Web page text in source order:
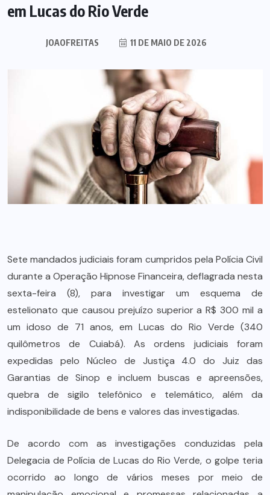
em Lucas do Rio Verde
JOAOFREITAS 11 DE MAIO DE 2026
Sete mandados judiciais foram cumpridos pela Polícia Civil
durante a Operação Hipnose Financeira, deflagrada nesta
sexta-feira (8), para investigar um esquema de
estelionato que causou prejuízo superior a R$ 300 mil a
um idoso de 71 anos, em Lucas do Rio Verde (340
quilômetros de Cuiabá). As ordens judiciais foram
expedidas pelo Núcleo de Justiça 4.0 do Juiz das
Garantias de Sinop e incluem buscas e apreensões,
quebra de sigilo telefônico e telemático, além da
indisponibilidade de bens e valores das investigadas.
De acordo com as investigações conduzidas pela
Delegacia de Polícia de Lucas do Rio Verde, o golpe teria
ocorrido ao longo de vários meses por meio de